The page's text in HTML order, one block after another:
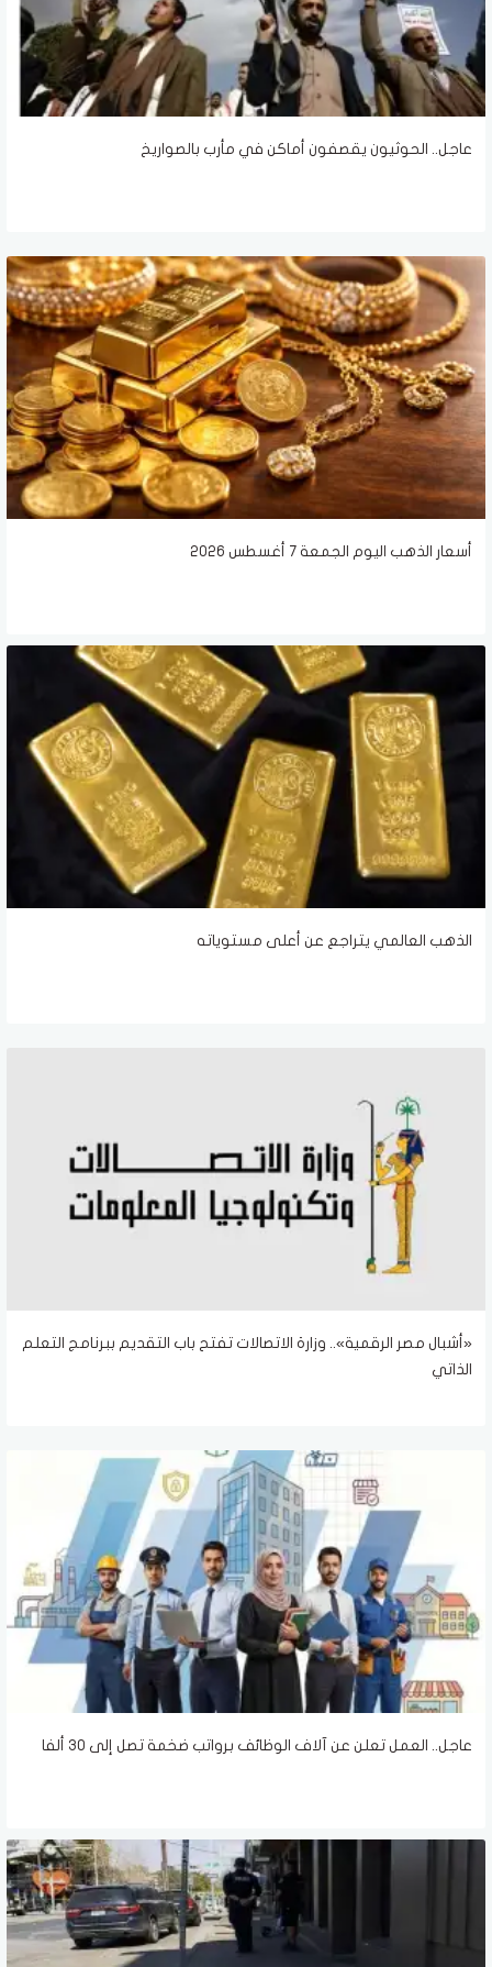
عاجل.. الحوثيون يقصفون أماكن في مأرب بالصواريخ
أسعار الذهب اليوم الجمعة 7 أغسطس 2026
الذهب العالمي يتراجع عن أعلى مستوياته
«أشبال مصر الرقمية».. وزارة الاتصالات تفتح باب التقديم ببرنامج التعلم
الذاتي
عاجل.. العمل تعلن عن آلاف الوظائف برواتب ضخمة تصل إلى 30 ألفا